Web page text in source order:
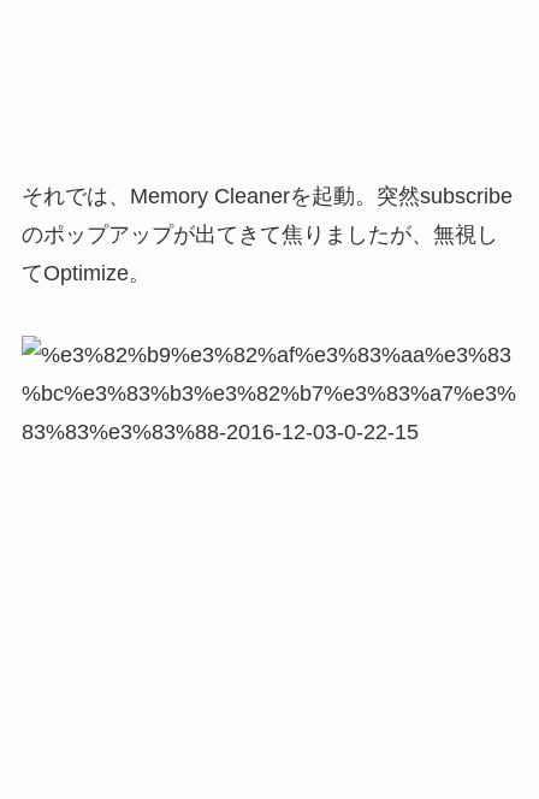
それでは、Memory Cleanerを起動。突然subscribe
のポップアップが出てきて焦りましたが、無視し
てOptimize。